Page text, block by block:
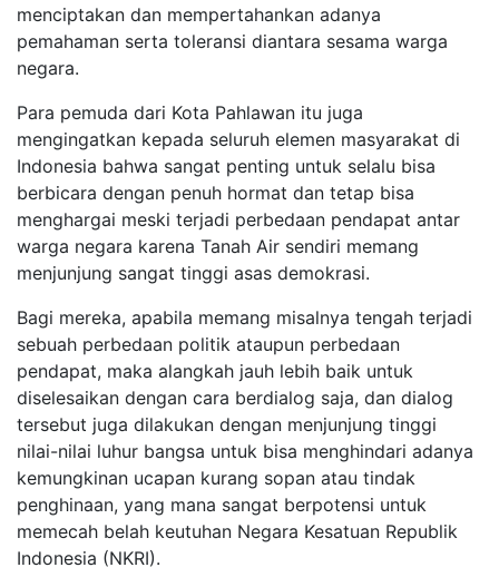
menciptakan dan mempertahankan adanya
pemahaman serta toleransi diantara sesama warga
negara.
Para pemuda dari Kota Pahlawan itu juga
mengingatkan kepada seluruh elemen masyarakat di
Indonesia bahwa sangat penting untuk selalu bisa
berbicara dengan penuh hormat dan tetap bisa
menghargai meski terjadi perbedaan pendapat antar
warga negara karena Tanah Air sendiri memang
menjunjung sangat tinggi asas demokrasi.
Bagi mereka, apabila memang misalnya tengah terjadi
sebuah perbedaan politik ataupun perbedaan
pendapat, maka alangkah jauh lebih baik untuk
diselesaikan dengan cara berdialog saja, dan dialog
tersebut juga dilakukan dengan menjunjung tinggi
nilai-nilai luhur bangsa untuk bisa menghindari adanya
kemungkinan ucapan kurang sopan atau tindak
penghinaan, yang mana sangat berpotensi untuk
memecah belah keutuhan Negara Kesatuan Republik
Indonesia (NKRI).